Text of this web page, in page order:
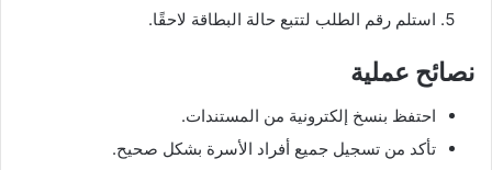
استلم رقم الطلب لتتبع حالة البطاقة لاحقًا.
نصائح عملية
احتفظ بنسخ إلكترونية من المستندات.
تأكد من تسجيل جميع أفراد الأسرة بشكل صحيح.